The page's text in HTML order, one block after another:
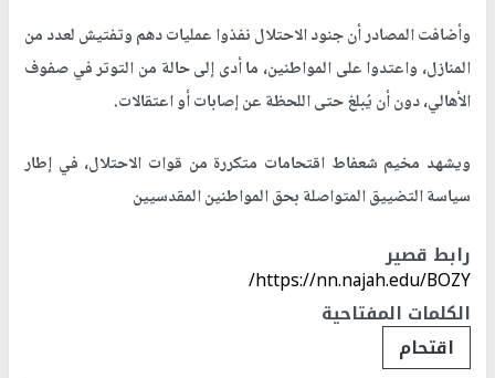
وأضافت المصادر أن جنود الاحتلال نفذوا عمليات دهم وتفتيش لعدد من
المنازل، واعتدوا على المواطنين، ما أدى إلى حالة من التوتر في صفوف
الأهالي، دون أن يُبلغ حتى اللحظة عن إصابات أو اعتقالات.
ويشهد مخيم شعفاط اقتحامات متكررة من قوات الاحتلال، في إطار
سياسة التضييق المتواصلة بحق المواطنين المقدسيين
رابط قصير
https://nn.najah.edu/BOZY/
الكلمات المفتاحية
اقتحام